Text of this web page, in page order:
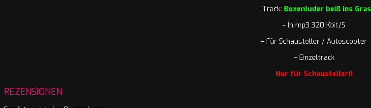
– Track: Boxenluder beiß ins Gras
– In mp3 320 Kbit/S
– Für Schausteller / Autoscooter
– Einzeltrack
Nur für Schausteller!!
REZENSIONEN